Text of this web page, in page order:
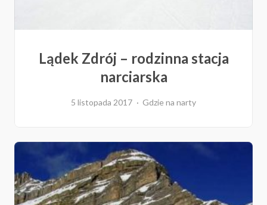
Lądek Zdrój – rodzinna stacja
narciarska
5 listopada 2017 Gdzie na narty